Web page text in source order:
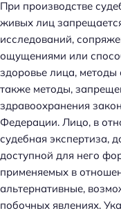
При производстве
живых лиц
исследований,
ощущениями или
здоровье лица, методы
также методы,
здравоохранения
Федерации. Лицо, в
судебная экспертиза,
доступной для него
применяемых в
альтернативные,
побочных явлениях.